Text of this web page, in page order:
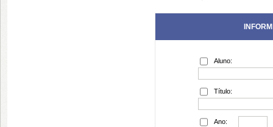
Aluno:
Título:
Ano: